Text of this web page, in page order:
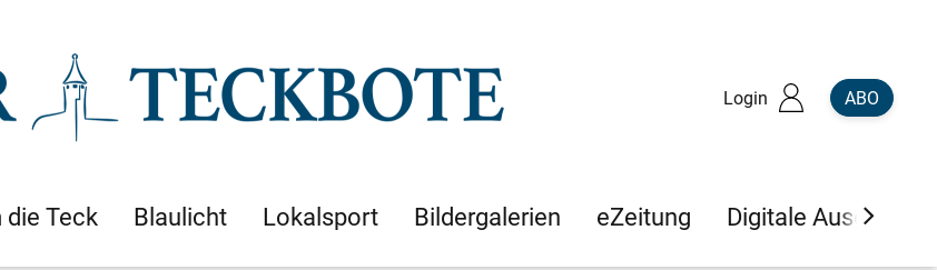
Login ABO
die Teck Blaulicht Lokalsport Bildergalerien eZeitung Digitale Ausgaben